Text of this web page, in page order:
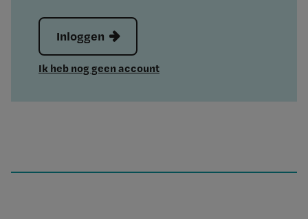
Inloggen
Ik heb nog geen account